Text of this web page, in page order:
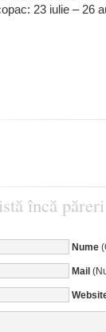
23 iulie – 26
încă
Nume
Mail